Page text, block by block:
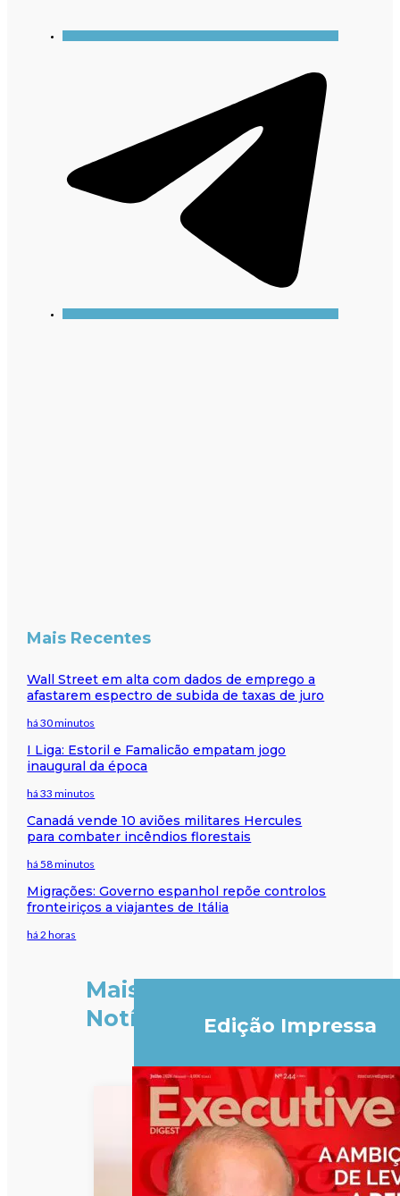
Mais Recentes
Wall Street em alta com dados de emprego a
afastarem espectro de subida de taxas de juro
há 30 minutos
I Liga: Estoril e Famalicão empatam jogo
inaugural da época
há 33 minutos
Canadá vende 10 aviões militares Hercules
para combater incêndios florestais
há 58 minutos
Migrações: Governo espanhol repõe controlos
fronteiriços a viajantes de Itália
há 2 horas
Mais
Notícias
Edição Impressa